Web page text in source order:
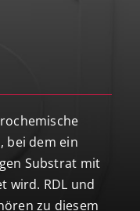
bei dem ein
Substrat mit
wird. RDL und
zu diesem